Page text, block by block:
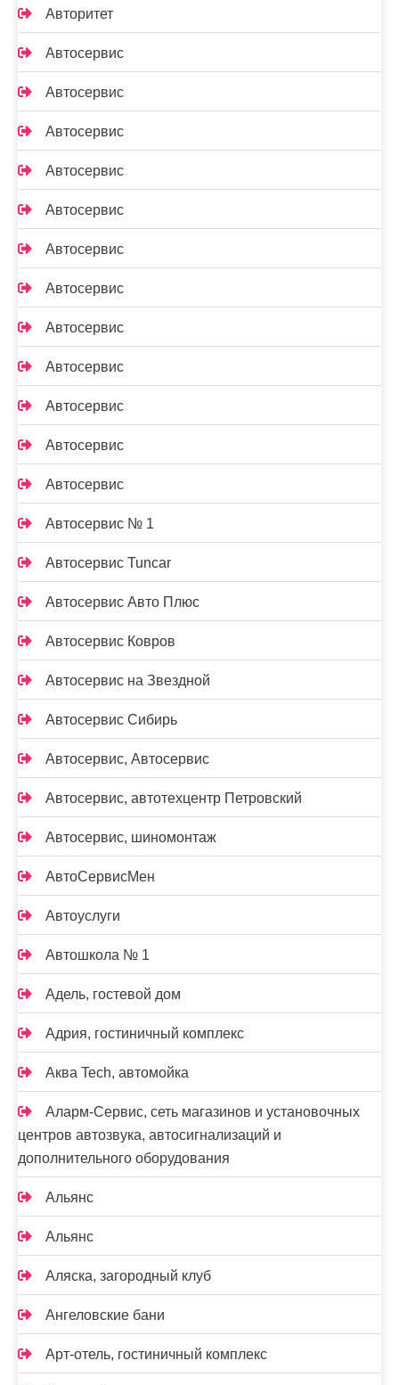
Авторитет
Автосервис
Автосервис
Автосервис
Автосервис
Автосервис
Автосервис
Автосервис
Автосервис
Автосервис
Автосервис
Автосервис
Автосервис
Автосервис № 1
Автосервис Tuncar
Автосервис Авто Плюс
Автосервис Ковров
Автосервис на Звездной
Автосервис Сибирь
Автосервис, Автосервис
Автосервис, автотехцентр Петровский
Автосервис, шиномонтаж
АвтоСервисМен
Автоуслуги
Автошкола № 1
Адель, гостевой дом
Адрия, гостиничный комплекс
Аква Tech, автомойка
Аларм-Сервис, сеть магазинов и установочных
центров автозвука, автосигнализаций и
дополнительного оборудования
Альянс
Альянс
Аляска, загородный клуб
Ангеловские бани
Арт-отель, гостиничный комплекс